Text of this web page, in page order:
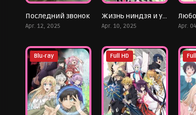
Последний звонок
Apr. 12, 2025
Жизнь ниндзя и убийцы
Apr. 10, 2025 Apr.
Blu-ray Full HD